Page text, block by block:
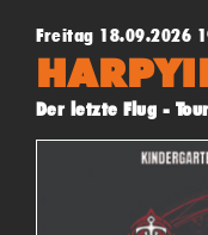
Freitag 18.09.2026
Der letzte Flug - Tour